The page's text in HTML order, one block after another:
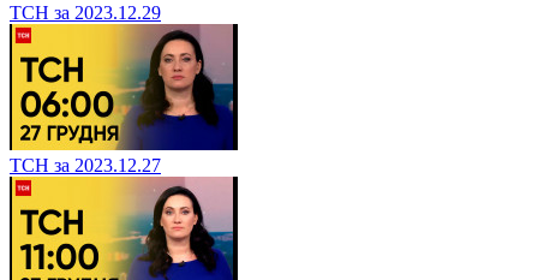
ТСН за 2023.12.29
ТСН за 2023.12.27